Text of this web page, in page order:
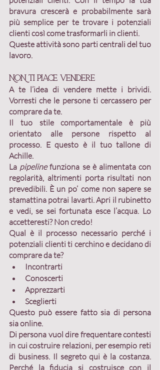
bravura crescerà e probabilmente sarà
più semplice per te trovare i potenziali
clienti così come trasformarli in clienti.
Queste attività sono parti centrali del tuo
lavoro.
NON ti piace vendere
A te l’idea di vendere mette i brividi.
Vorresti che le persone ti cercassero per
comprare da te.
Il tuo stile comportamentale è più
orientato alle persone rispetto al
processo. E questo è il tuo tallone di
Achille.
La pipeline funziona se è alimentata con
regolarità, altrimenti porta risultati non
prevedibili. È un po’ come non sapere se
stamattina potrai lavarti. Apri il rubinetto
e vedi, se sei fortunata esce l’acqua. Lo
accetteresti? Non credo!
Qual è il processo necessario perché i
potenziali clienti ti cerchino e decidano di
comprare da te?
Incontrarti
Conoscerti
Apprezzarti
Sceglierti
Questo può essere fatto sia
sia online.
Di persona vuol dire frequentare contesti
in cui costruire relazioni, per esempio reti
di business. Il segreto qui è la costanza.
Perché la fiducia si costruisce con il